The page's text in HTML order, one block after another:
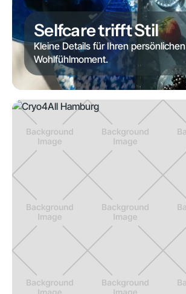
Selfcare trifft Stil
Kleine Details für Ihren persönlichen
Wohlfühlmoment.